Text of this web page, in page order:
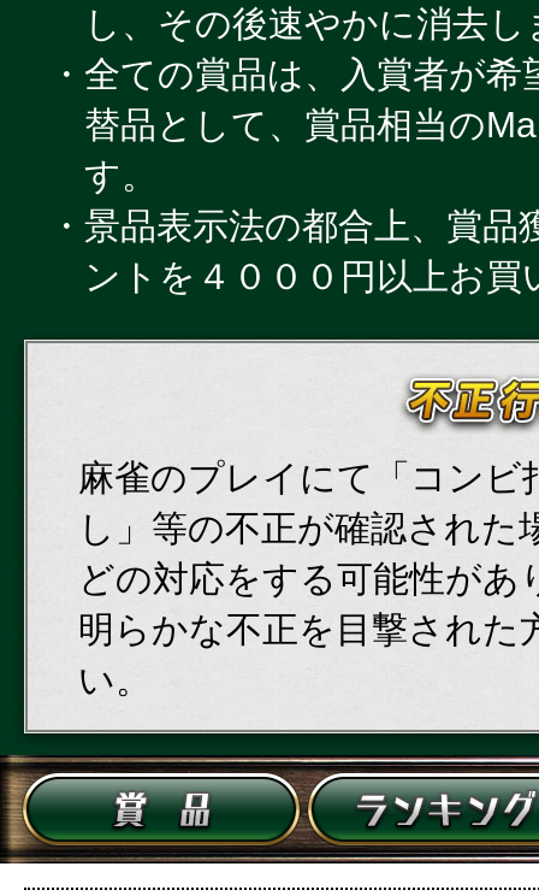
し、その後速やかに消去し
・全ての賞品は、入賞者が
替品として、賞品相当の
す。
・景品表示法の都合上、賞
ントを４０００円以上お
麻雀のプレイにて「コン
し」等の不正が確認され
どの対応をする可能性があ
明らかな不正を目撃され
い。